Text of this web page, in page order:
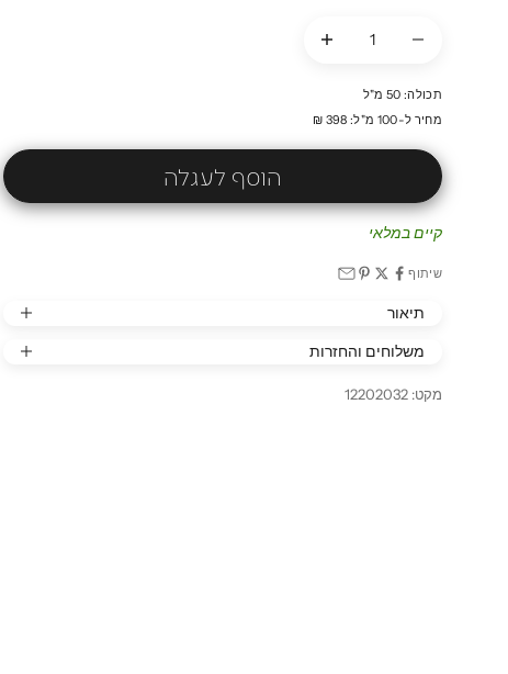
תכולה: 50 מ"ל
מחיר ל-100 מ"ל: 398 ₪
הוסף לעגלה
קיים במלאי
שיתוף
תיאור
משלוחים והחזרות
מקט: 12202032